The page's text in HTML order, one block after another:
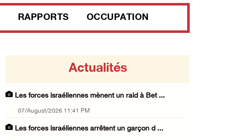
RAPPORTS OCCUPATION
Actualités
Les forces israéliennes mènent un raid à Bet ...
07/August/2026 11:41 PM
Les forces israéliennes arrêtent un garçon d ...